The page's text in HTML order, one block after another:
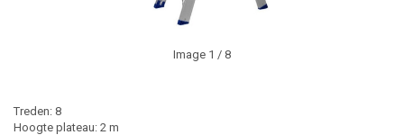
Image 1 / 8
Treden: 8
Hoogte plateau: 2 m